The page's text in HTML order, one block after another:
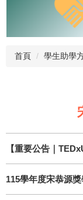
首頁 學生助學
【重要公告｜
115學年度宋恭源